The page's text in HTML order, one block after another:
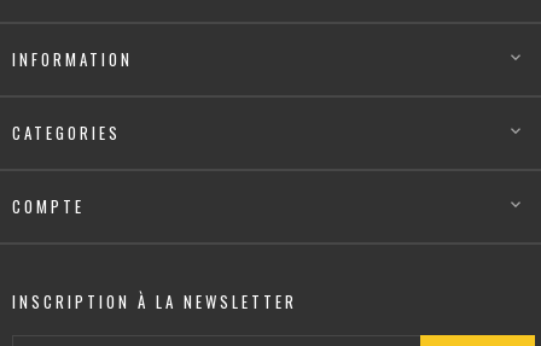
INFORMATION 
CATEGORIES 
COMPTE 
INSCRIPTION À LA NEWSLETTER